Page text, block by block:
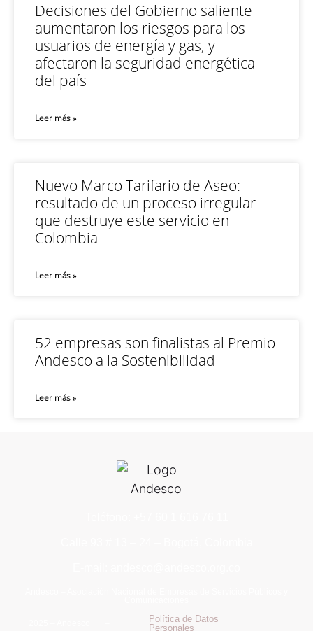
Decisiones del Gobierno saliente
aumentaron los riesgos para los
usuarios de energía y gas, y
afectaron la seguridad energética
del país
Leer más »
Nuevo Marco Tarifario de Aseo:
resultado de un proceso irregular
que destruye este servicio en
Colombia
Leer más »
52 empresas son finalistas al Premio
Andesco a la Sostenibilidad
Leer más »
Política de Datos
Personales